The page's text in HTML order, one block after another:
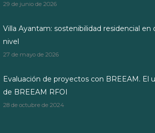
29 de junio de 2026
Villa Ayantam: sostenibilidad residencial en
nivel
27 de mayo de 2026
Evaluación de proyectos con BREEAM. El
de BREEAM RFOI
28 de octubre de 2024